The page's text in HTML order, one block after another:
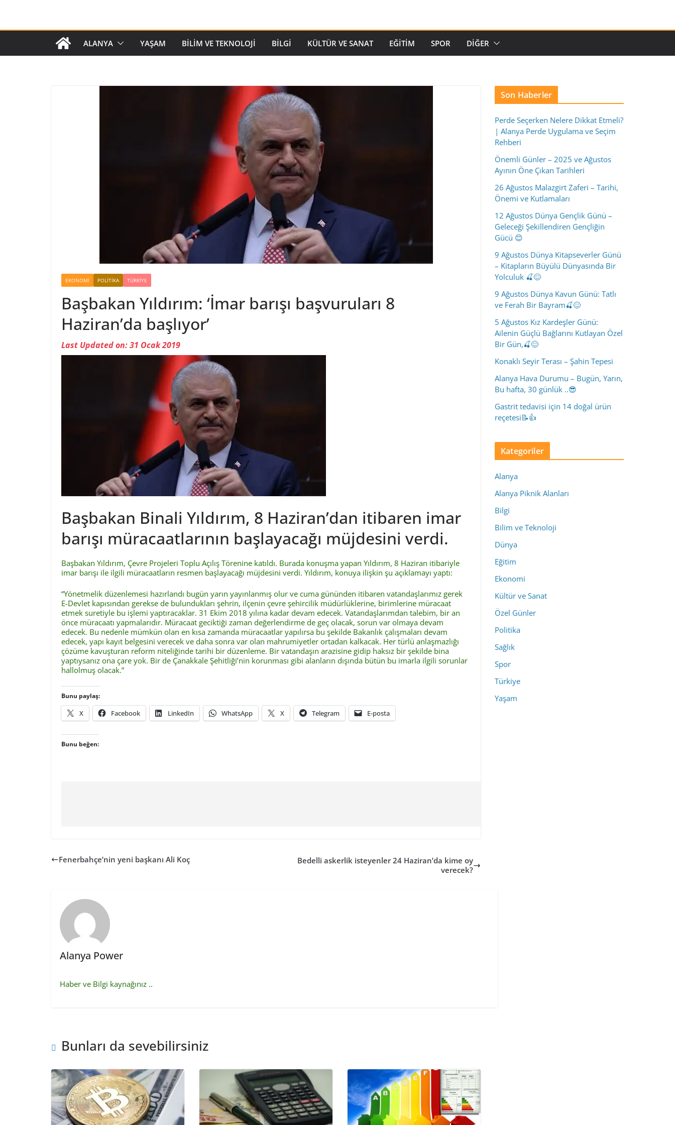
ALANYA YAŞAM BILIM VE TEKNOLOJI BILGI KÜLTÜR VE SANAT EĞITIM SPOR DIĞER
EKONOMI POLITIKA TÜRKIYE
Başbakan Yıldırım: ‘İmar barışı başvuruları 8
Haziran’da başlıyor’
Last Updated on: 31 Ocak 2019
Başbakan Binali Yıldırım, 8 Haziran’dan itibaren imar
barışı müracaatlarının başlayacağı müjdesini verdi.
Başbakan Yıldırım, Çevre Projeleri Toplu Açılış Törenine katıldı. Burada konuşma yapan Yıldırım, 8 Haziran itibariyle
imar barışı ile ilgili müracaatların resmen başlayacağı müjdesini verdi. Yıldırım, konuya ilişkin şu açıklamayı yaptı:
“Yönetmelik düzenlemesi hazırlandı bugün yarın yayınlanmış olur ve cuma gününden itibaren vatandaşlarımız gerek
E-Devlet kapısından gerekse de bulundukları şehrin, ilçenin çevre şehircilik müdürlüklerine, birimlerine müracaat
etmek suretiyle bu işlemi yaptıracaklar. 31 Ekim 2018 yılına kadar devam edecek. Vatandaşlarımdan talebim, bir an
önce müracaatı yapmalarıdır. Müracaat geciktiği zaman değerlendirme de geç olacak, sorun var olmaya devam
edecek. Bu nedenle mümkün olan en kısa zamanda müracaatlar yapılırsa bu şekilde Bakanlık çalışmaları devam
edecek, yapı kayıt belgesini verecek ve daha sonra var olan mahrumiyetler ortadan kalkacak. Her türlü anlaşmazlığı
çözüme kavuşturan reform niteliğinde tarihi bir düzenleme. Bir vatandaşın arazisine gidip haksız bir şekilde bina
yaptıysanız ona çare yok. Bir de Çanakkale Şehitliği’nin korunması gibi alanların dışında bütün bu imarla ilgili sorunlar
hallolmuş olacak.”
Bunu paylaş:
X Facebook LinkedIn WhatsApp X Telegram E-posta
Bunu beğen:
Fenerbahçe’nin yeni başkanı Ali Koç
Bedelli askerlik isteyenler 24 Haziran’da kime oy
verecek?
Alanya Power
Haber ve Bilgi kaynağınız ..
Bunları da sevebilirsiniz
Son Haberler
Perde Seçerken Nelere Dikkat Etmeli?
| Alanya Perde Uygulama ve Seçim
Rehberi
Önemli Günler – 2025 ve Ağustos
Ayının Öne Çıkan Tarihleri
26 Ağustos Malazgirt Zaferi – Tarihi,
Önemi ve Kutlamaları
12 Ağustos Dünya Gençlik Günü –
Geleceği Şekillendiren Gençliğin
Gücü 😊
9 Ağustos Dünya Kitapseverler Günü
– Kitapların Büyülü Dünyasında Bir
Yolculuk 🍒😊
9 Ağustos Dünya Kavun Günü: Tatlı
ve Ferah Bir Bayram🍒😊
5 Ağustos Kız Kardeşler Günü:
Ailenin Güçlü Bağlarını Kutlayan Özel
Bir Gün,🍒😊
Konaklı Seyir Terası – Şahin Tepesi
Alanya Hava Durumu – Bugün, Yarın,
Bu hafta, 30 günlük ..😎
Gastrit tedavisi için 14 doğal ürün
reçetesi📝👍
Kategoriler
Alanya
Alanya Piknik Alanları
Bilgi
Bilim ve Teknoloji
Dünya
Eğitim
Ekonomi
Kültür ve Sanat
Özel Günler
Politika
Sağlık
Spor
Türkiye
Yaşam